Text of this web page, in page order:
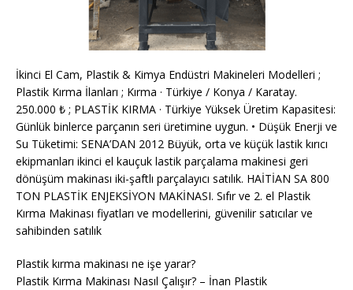
İkinci El Cam, Plastik & Kimya Endüstri Makineleri Modelleri ;
Plastik Kırma İlanları ; Kırma · Türkiye / Konya / Karatay.
250.000 ₺ ; PLASTİK KIRMA · Türkiye Yüksek Üretim Kapasitesi:
Günlük binlerce parçanın seri üretimine uygun. • Düşük Enerji ve
Su Tüketimi: SENA’DAN 2012 Büyük, orta ve küçük lastik kırıcı
ekipmanları ikinci el kauçuk lastik parçalama makinesi geri
dönüşüm makinası iki-şaftlı parçalayıcı satılık. HAİTİAN SA 800
TON PLASTİK ENJEKSİYON MAKİNASI. Sıfır ve 2. el Plastik
Kırma Makinası fiyatları ve modellerini, güvenilir satıcılar ve
sahibinden satılık
Plastik kırma makinası ne işe yarar?
Plastik Kırma Makinası Nasıl Çalışır? – İnan Plastik